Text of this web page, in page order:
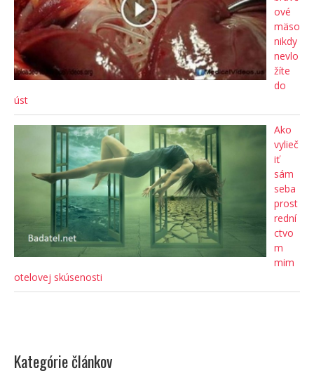
ové
mäso
nikdy
nevlo
žíte
do
úst
Ako
vylieč
iť
sám
seba
prost
rední
ctvo
m
mim
otelovej skúsenosti
Kategórie článkov